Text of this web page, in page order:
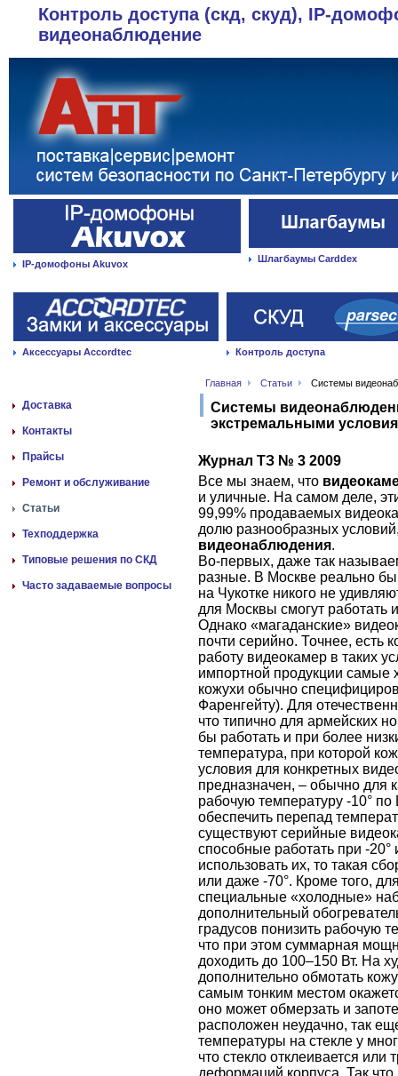
Контроль доступа (скд, скуд), IP-
видеонаблюдение
IP-домофоны Akuvox Шлагбаумы Carddex
Аксессуары Accordtec Контроль доступа
Главная Статьи Системы
Доставка
Контакты
Прайсы
Ремонт и обслуживание
Статьи
Техподдержка
Типовые решения по СКД
Часто задаваемые вопросы
Системы
экстремальными
Журнал ТЗ № 3 2009
Все мы знаем, что
и уличные. На самом деле,
99,99% продаваемых
долю разнообразных
видеонаблюдения.
Во-первых, даже так
разные. В Москве реально
на Чукотке никого не
для Москвы смогут работать
Однако «магаданские»
почти серийно. Точнее, есть
работу видеокамер в таких
импортной продукции самые
кожухи обычно
Фаренгейту). Для
что типично для армейских
бы работать и при более
температура, при которой
условия для конкретных
предназначен, – обычно
рабочую температуру -10°
обеспечить перепад
существуют серийные
способные работать при -
использовать их, то такая
или даже -70°. Кроме того,
специальные «холодные»
дополнительный
градусов понизить рабочую
что при этом суммарная
доходить до 100–150 Вт. На
дополнительно обмотать
самым тонким местом
оно может обмерзать и
расположен неудачно, так
температуры на стекле у
что стекло отклеивается или
деформаций корпуса. Так что